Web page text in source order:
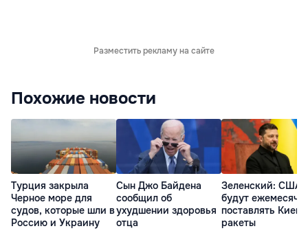
Разместить рекламу на сайте
Похожие новости
Турция закрыла
Черное море для
судов, которые шли в
Россию и Украину
Сын Джо Байдена
сообщил об
ухудшении здоровья
отца
Зеленский: США
будут
поставлять Киеву
ракеты